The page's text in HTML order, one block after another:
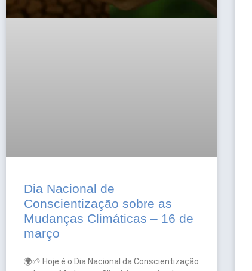
Dia Nacional de
Conscientização sobre as
Mudanças Climáticas – 16 de
março
🌍🌱 Hoje é o Dia Nacional da Conscientização